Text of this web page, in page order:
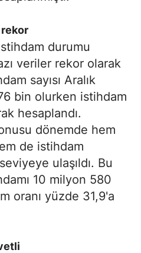
rekor
durumu
veriler rekor olarak
sayısı Aralık
bin olurken istihdam
hesaplandı.
dönemde hem
de istihdam
ulaşıldı. Bu
10 milyon 580
oranı yüzde 31,9'a